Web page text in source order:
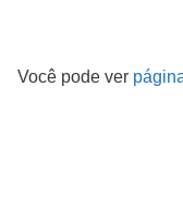
Você pode ver